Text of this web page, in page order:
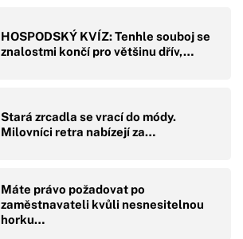
HOSPODSKÝ KVÍZ: Tenhle souboj se
znalostmi končí pro většinu dřív,…
Stará zrcadla se vrací do módy.
Milovníci retra nabízejí za…
Máte právo požadovat po
zaměstnavateli kvůli nesnesitelnou
horku…